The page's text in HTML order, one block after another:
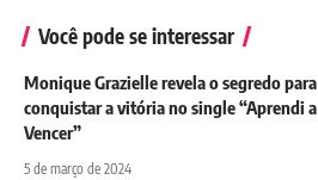
Você pode se interessar
Monique Grazielle revela o segredo para
conquistar a vitória no single “Aprendi a
Vencer”
5 de março de 2024